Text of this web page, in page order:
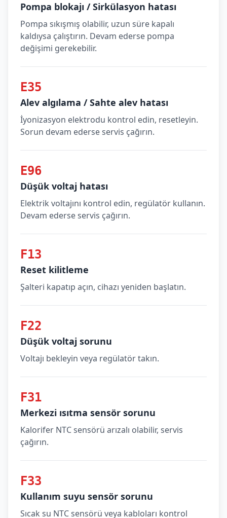
Pompa blokajı / Sirkülasyon hatası
Pompa sıkışmış olabilir, uzun süre kapalı
kaldıysa çalıştırın. Devam ederse pompa
değişimi gerekebilir.
E35
Alev algılama / Sahte alev hatası
İyonizasyon elektrodu kontrol edin, resetleyin.
Sorun devam ederse servis çağırın.
E96
Düşük voltaj hatası
Elektrik voltajını kontrol edin, regülatör kullanın.
Devam ederse servis çağırın.
F13
Reset kilitleme
Şalteri kapatıp açın, cihazı yeniden başlatın.
F22
Düşük voltaj sorunu
Voltajı bekleyin veya regülatör takın.
F31
Merkezi ısıtma sensör sorunu
Kalorifer NTC sensörü arızalı olabilir, servis
çağırın.
F33
Kullanım suyu sensör sorunu
Sıcak su NTC sensörü veya kabloları kontrol